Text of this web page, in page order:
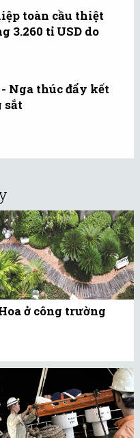
toàn cầu thiệt
3.260 tỉ USD do
Nga thúc đẩy kết
sắt
ở công trường